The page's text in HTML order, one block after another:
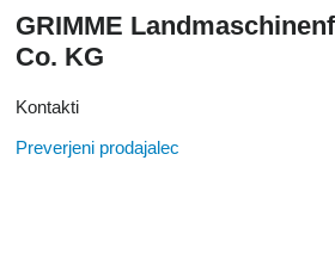
GRIMME
Co. KG
Kontakti
Preverjeni prodajalec